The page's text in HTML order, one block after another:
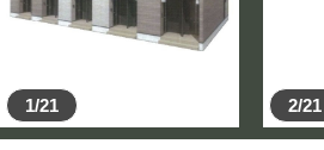
1/21 2/21